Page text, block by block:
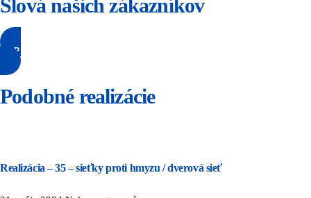
Slová našich zákazníkov
NAPÍŠTE NÁM RECENZIU
Podobné realizácie
Realizácia – 35 – sieťky proti hmyzu / dverová sieť